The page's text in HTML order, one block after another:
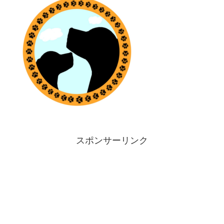
スポンサーリンク